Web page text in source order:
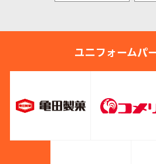
ユニフォームパ